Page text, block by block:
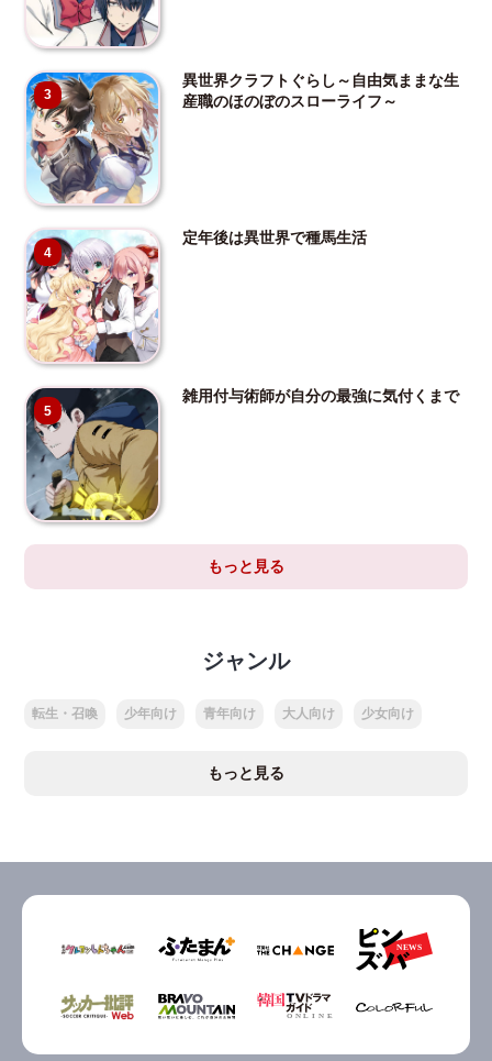
3
異世界クラフトぐらし～自由気ままな生
産職のほのぼのスローライフ～
4
定年後は異世界で種馬生活
5
雑用付与術師が自分の最強に気付くまで
もっと見る
ジャンル
転生・召喚 少年向け 青年向け 大人向け 少女向け
もっと見る